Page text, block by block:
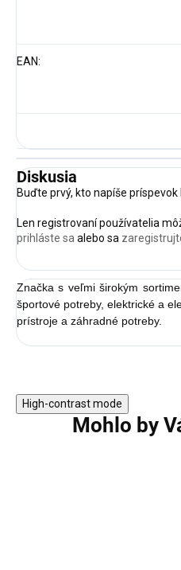
EAN:
Diskusia
Buďte prvý, kto napíše
Len registrovaní používatelia
prihláste saalebo sa
Značka s veľmi širokým
športové potreby, elektrické a
prístroje a záhradné potreby.
High-contrast mode
Mohlo by